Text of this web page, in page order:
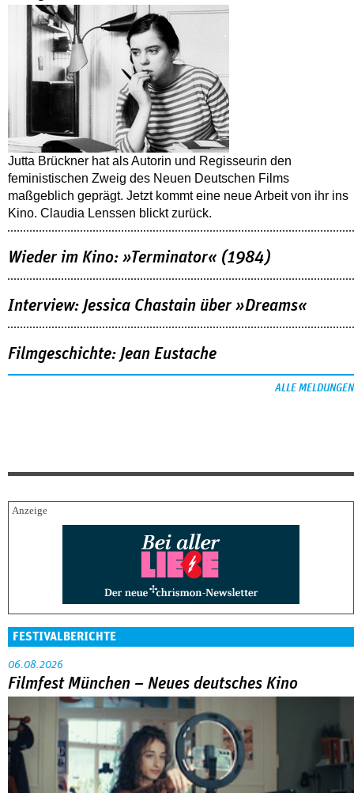
Jutta Brückner hat als Autorin und Regisseurin den
feministischen Zweig des Neuen Deutschen Films
maßgeblich geprägt. Jetzt kommt eine neue Arbeit von ihr ins
Kino. Claudia Lenssen blickt zurück.
Wieder im Kino: »Terminator« (1984)
Interview: Jessica Chastain über »Dreams«
Filmgeschichte: Jean Eustache
ALLE MELDUNGEN
FESTIVALBERICHTE
06.08.2026
Filmfest München – Neues deutsches Kino